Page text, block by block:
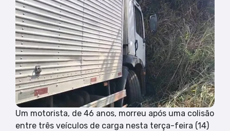
Um motorista, de 46 anos, morreu após uma colisão
entre três veículos de carga nesta terça-feira (14)